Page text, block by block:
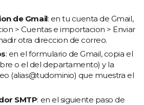
de Gmail: en tu cuenta de Gmail,
> Cuentas e importacion > Enviar
otra direccion de correo.
: en el formulario de Gmail, copia el
o el del departamento) y la
(alias@tudominio) que muestra el
SMTP: en el siguiente paso de